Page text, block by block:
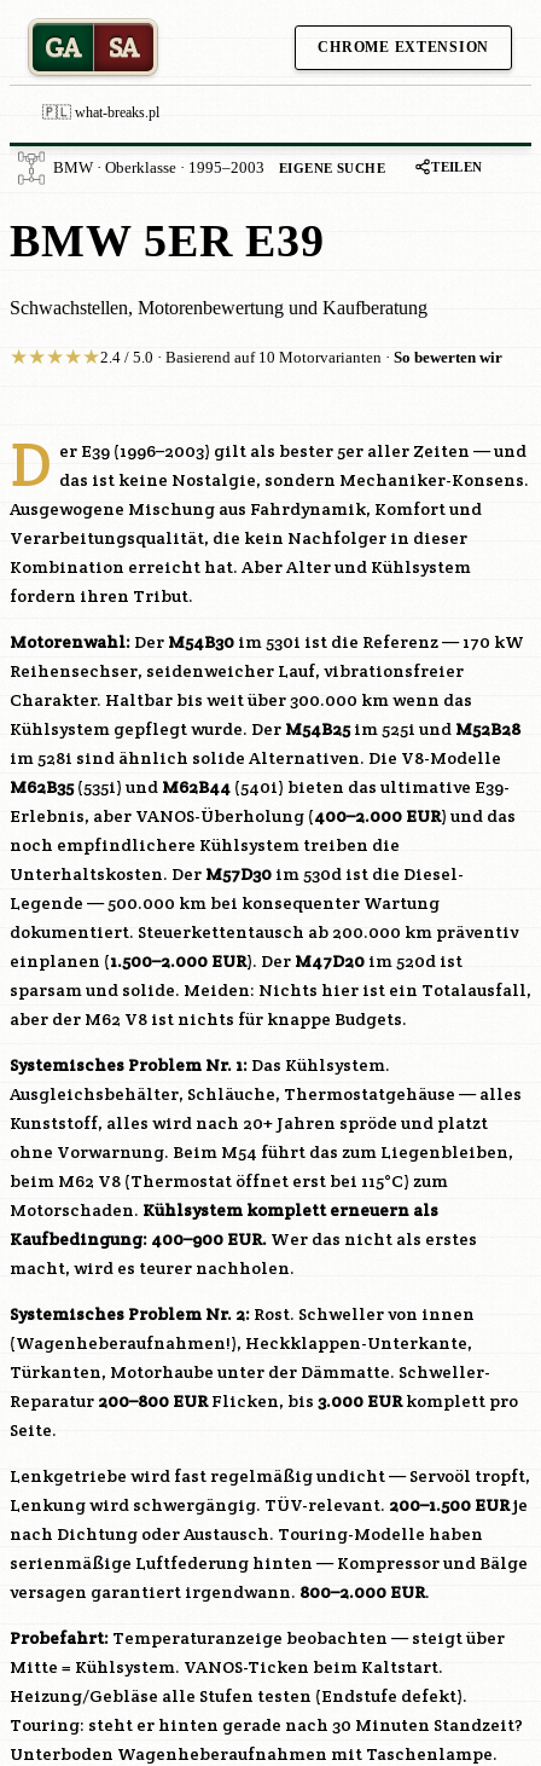
GA SA CHROME EXTENSION
🇵🇱 what-breaks.pl
BMW · Oberklasse · 1995–2003 EIGENE SUCHE TEILEN
BMW 5ER E39
Schwachstellen, Motorenbewertung und Kaufberatung
★★★★★2.4 / 5.0 · Basierend auf 10 Motorvarianten · So bewerten wir
D er E39 (1996–2003) gilt als bester 5er aller Zeiten — und
das ist keine Nostalgie, sondern Mechaniker-Konsens.
Ausgewogene Mischung aus Fahrdynamik, Komfort und
Verarbeitungsqualität, die kein Nachfolger in dieser
Kombination erreicht hat. Aber Alter und Kühlsystem
fordern ihren Tribut.
Motorenwahl: Der M54B30 im 530i ist die Referenz — 170 kW
Reihensechser, seidenweicher Lauf, vibrationsfreier
Charakter. Haltbar bis weit über 300.000 km wenn das
Kühlsystem gepflegt wurde. Der M54B25im 525i und M52B28
im 528i sind ähnlich solide Alternativen. Die V8-Modelle
M62B35(535i) und M62B44 (540i) bieten das ultimative E39-
Erlebnis, aber VANOS-Überholung (400–2.000 EUR) und das
noch empfindlichere Kühlsystem treiben die
Unterhaltskosten. Der M57D30 im 530d ist die Diesel-
Legende — 500.000 km bei konsequenter Wartung
dokumentiert. Steuerkettentausch ab 200.000 km präventiv
einplanen (1.500–2.000 EUR). Der M47D20 im 520d ist
sparsam und solide. Meiden: Nichts hier ist ein Totalausfall,
aber der M62 V8 ist nichts für knappe Budgets.
Systemisches Problem Nr. 1: Das Kühlsystem.
Ausgleichsbehälter, Schläuche, Thermostatgehäuse — alles
Kunststoff, alles wird nach 20+ Jahren spröde und platzt
ohne Vorwarnung. Beim M54 führt das zum Liegenbleiben,
beim M62 V8 (Thermostat öffnet erst bei 115°C) zum
Motorschaden. Kühlsystem komplett erneuern als
Kaufbedingung: 400–900 EUR. Wer das nicht als erstes
macht, wird es teurer nachholen.
Systemisches Problem Nr. 2: Rost. Schweller von innen
(Wagenheberaufnahmen!), Heckklappen-Unterkante,
Türkanten, Motorhaube unter der Dämmatte. Schweller-
Reparatur 200–800 EURFlicken, bis 3.000 EURkomplett pro
Seite.
Lenkgetriebe wird fast regelmäßig undicht — Servoöl tropft,
Lenkung wird schwergängig. TÜV-relevant. 200–1.500 EURje
nach Dichtung oder Austausch. Touring-Modelle haben
serienmäßige Luftfederung hinten — Kompressor und Bälge
versagen garantiert irgendwann. 800–2.000 EUR.
Probefahrt: Temperaturanzeige beobachten — steigt über
Mitte = Kühlsystem. VANOS-Ticken beim Kaltstart.
Heizung/Gebläse alle Stufen testen (Endstufe defekt).
Touring: steht er hinten gerade nach 30 Minuten Standzeit?
Unterboden Wagenheberaufnahmen mit Taschenlampe.